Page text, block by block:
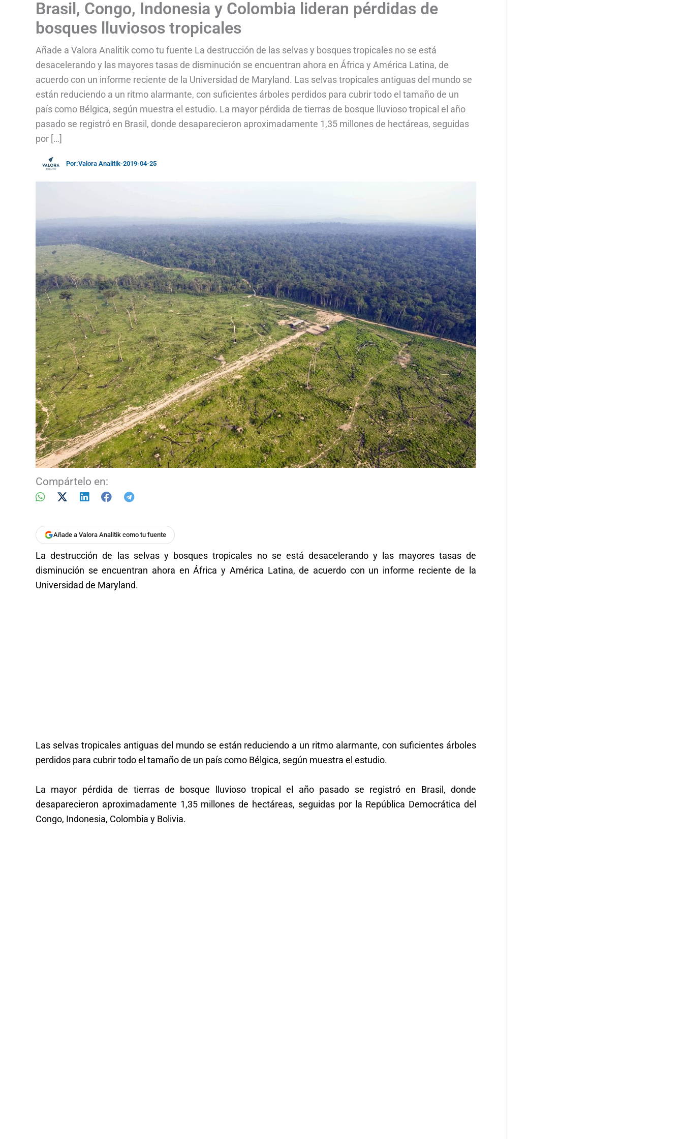
Brasil, Congo, Indonesia y Colombia lideran pérdidas de
bosques lluviosos tropicales
Añade a Valora Analitik como tu fuente La destrucción de las selvas y bosques tropicales no se está
desacelerando y las mayores tasas de disminución se encuentran ahora en África y América Latina, de
acuerdo con un informe reciente de la Universidad de Maryland. Las selvas tropicales antiguas del mundo se
están reduciendo a un ritmo alarmante, con suficientes árboles perdidos para cubrir todo el tamaño de un
país como Bélgica, según muestra el estudio. La mayor pérdida de tierras de bosque lluvioso tropical el año
pasado se registró en Brasil, donde desaparecieron aproximadamente 1,35 millones de hectáreas, seguidas
por […]
Por:Valora Analitik-2019-04-25
Compártelo en:
Añade a Valora Analitik como tu fuente
La destrucción de las selvas y bosques tropicales no se está desacelerando y las mayores tasas de
disminución se encuentran ahora en África y América Latina, de acuerdo con un informe reciente de la
Universidad de Maryland.
Las selvas tropicales antiguas del mundo se están reduciendo a un ritmo alarmante, con suficientes árboles
perdidos para cubrir todo el tamaño de un país como Bélgica, según muestra el estudio.
La mayor pérdida de tierras de bosque lluvioso tropical el año pasado se registró en Brasil, donde
desaparecieron aproximadamente 1,35 millones de hectáreas, seguidas por la República Democrática del
Congo, Indonesia, Colombia y Bolivia.